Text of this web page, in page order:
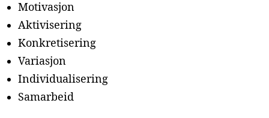
Motivasjon
Aktivisering
Konkretisering
Variasjon
Individualisering
Samarbeid